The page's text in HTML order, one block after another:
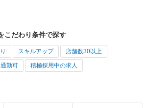
こだわり条件で探す
スキルアップ 店舗数30以上
勤可 積極採用中の求人